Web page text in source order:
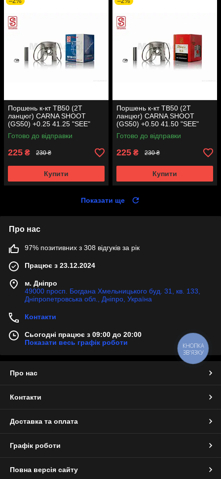
Поршень к-кт TB50 (2T
ланцюг) CARNA SHOOT
(GS50) +0.25 41.25 "SEE"
(Sheng-E) таємниця (акція)
Готово до відправки
225 ₴ 230 ₴
Купити
Поршень к-кт TB50 (2T
ланцюг) CARNA SHOOT
(GS50) +0.50 41.50 "SEE"
(Sheng-E) таємниця (акція)
Готово до відправки
225 ₴ 230 ₴
Купити
Показати ще
Про нас
97% позитивних з 308 відгуків за рік
Працює з 23.12.2024
м. Дніпро
49000 просп. Богдана Хмельницького буд. 31, кв. 133,
Дніпропетровська обл., Дніпро, Україна
Контакти
Сьогодні працює з 09:00 до 20:00
Показати весь графік роботи
Про нас
Контакти
Доставка та оплата
Графік роботи
Повна версія сайту
КНОПКА
ЗВ'ЯЗКУ